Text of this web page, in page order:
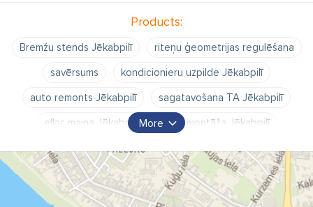
Conditioner repair
Products:
Bremžu stends Jēkabpilī
riteņu ģeometrijas regulēšana
savērsums
kondicionieru uzpilde Jēkabpilī
auto remonts Jēkabpilī
sagatavošana TA Jēkabpilī
eļļas maiņa Jēkabpilī
riepu montāža Jēkabpilī
dzinēju remonts Jēkabpilī
komerctransporta līdz 5t remonts Jēkabpilī
More